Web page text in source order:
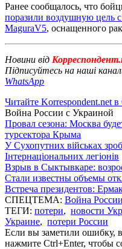
Ранее сообщалось, что
поразили воздушную цель
MaguraV5, оснащенного
Новини від
Підписуйтесь на наші
WhatsApp
Читайте Korrespondent.net
Война России с Украиной
Провал сезона: Москва
турсектора Крыма
У Сухопутних військах
Інтернаціональних легіонів
Взрыв в Сыктывкаре:
Стали известны объемы
Встреча президентов:
СПЕЦТЕМА: Война
ТЕГИ: потери, новости
Украине, потери России
Если вы заметили ошибку,
нажмите Ctrl+Enter, чтобы